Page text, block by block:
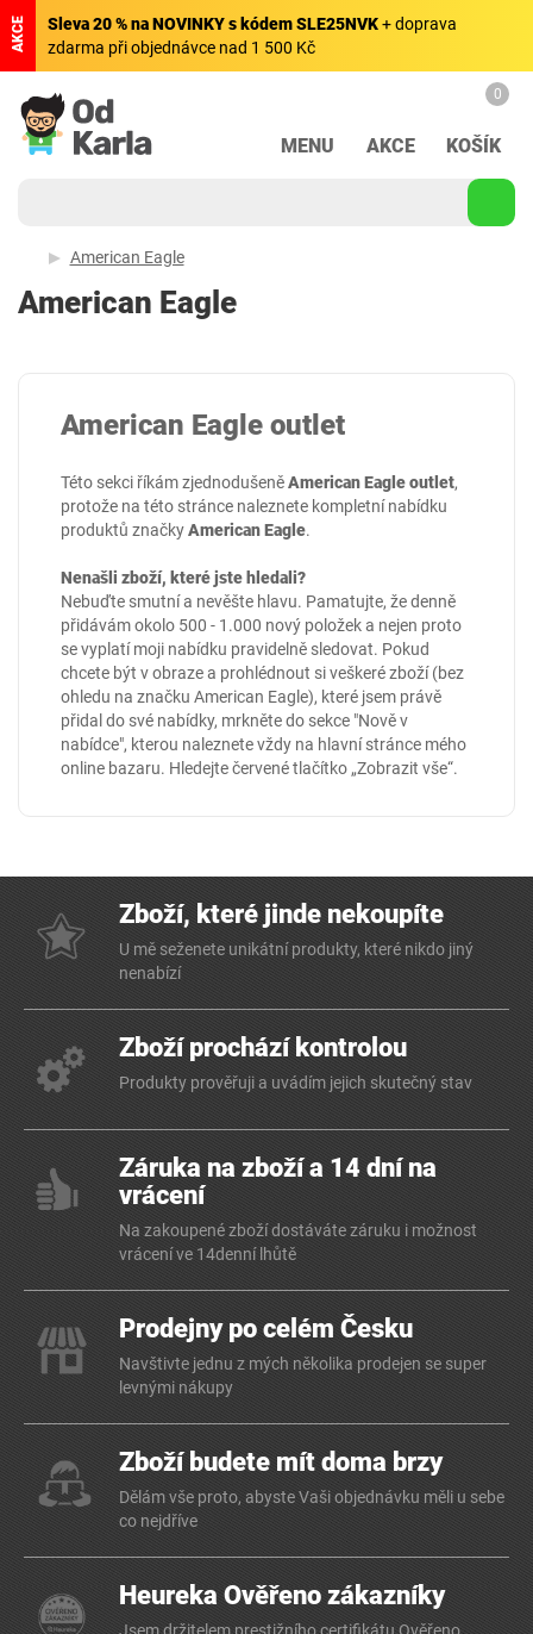
AKCE Sleva 20 % na NOVINKY s kódem SLE25NVK+ doprava
zdarma při objednávce nad 1 500 Kč
MENU AKCE
0
KOŠÍK
American Eagle
American Eagle
American Eagle outlet
Této sekci říkám zjednodušeněAmerican Eagle outlet,
protože na této stránce naleznete kompletní nabídku
produktů značkyAmerican Eagle.
Nenašli zboží, které jste hledali?
Nebuďte smutní a nevěšte hlavu. Pamatujte, že denně
přidávám okolo 500 - 1.000 nový položek a nejen proto
se vyplatí moji nabídku pravidelně sledovat. Pokud
chcete být v obraze a prohlédnout si veškeré zboží (bez
ohledu na značku American Eagle), které jsem právě
přidal do své nabídky, mrkněte do sekce "Nově v
nabídce", kterou naleznete vždy na hlavní stránce mého
online bazaru. Hledejte červené tlačítko „Zobrazit vše“.
Zboží, které jinde nekoupíte
U mě seženete unikátní produkty, které nikdo jiný
nenabízí
Zboží prochází kontrolou
Produkty prověřuji a uvádím jejich skutečný stav
Záruka na zboží a 14 dní na
vrácení
Na zakoupené zboží dostáváte záruku i možnost
vrácení ve 14denní lhůtě
Prodejny po celém Česku
Navštivte jednu z mých několika prodejen se super
levnými nákupy
Zboží budete mít doma brzy
Dělám vše proto, abyste Vaši objednávku měli u sebe
co nejdříve
Heureka Ověřeno zákazníky